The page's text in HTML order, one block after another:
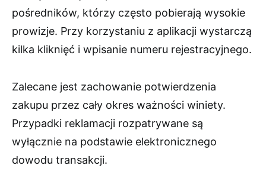
pośredników, którzy często pobierają wysokie
prowizje. Przy korzystaniu z aplikacji wystarczą
kilka kliknięć i wpisanie numeru rejestracyjnego.
Zalecane jest zachowanie potwierdzenia
zakupu przez cały okres ważności winiety.
Przypadki reklamacji rozpatrywane są
wyłącznie na podstawie elektronicznego
dowodu transakcji.